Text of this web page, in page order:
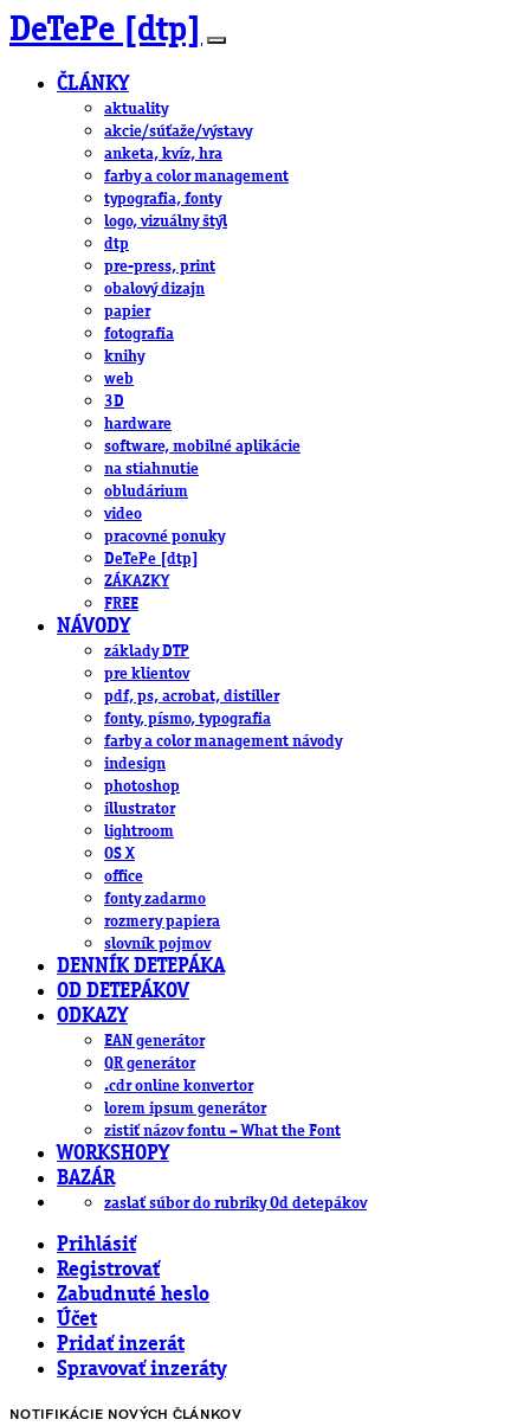
DeTePe [dtp]
ČLÁNKY
aktuality
akcie/súťaže/výstavy
anketa, kvíz, hra
farby a color management
typografia, fonty
logo, vizuálny štýl
dtp
pre-press, print
obalový dizajn
papier
fotografia
knihy
web
3D
hardware
software, mobilné aplikácie
na stiahnutie
obludárium
video
pracovné ponuky
DeTePe [dtp]
ZÁKAZKY
FREE
NÁVODY
základy DTP
pre klientov
pdf, ps, acrobat, distiller
fonty, písmo, typografia
farby a color management návody
indesign
photoshop
illustrator
lightroom
OS X
office
fonty zadarmo
rozmery papiera
slovník pojmov
DENNÍK DETEPÁKA
OD DETEPÁKOV
ODKAZY
EAN generátor
QR generátor
.cdr online konvertor
lorem ipsum generátor
zistiť názov fontu – What the Font
WORKSHOPY
BAZÁR
zaslať súbor do rubriky Od detepákov
Prihlásiť
Registrovať
Zabudnuté heslo
Účet
Pridať inzerát
Spravovať inzeráty
NOTIFIKÁCIE NOVÝCH ČLÁNKOV